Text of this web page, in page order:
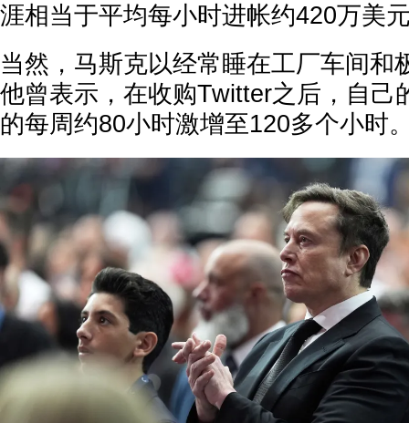
涯相当于平均每小时进帐约420万美
当然，马斯克以经常睡在工厂车间和
他曾表示，在收购Twitter之后，自己
的每周约80小时激增至120多个小时